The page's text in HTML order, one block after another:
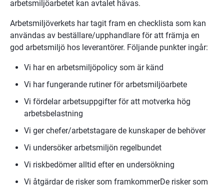
arbetsmiljöarbetet kan avtalet hävas.
Arbetsmiljöverkets har tagit fram en checklista som kan
användas av beställare/upphandlare för att främja en
god arbetsmiljö hos leverantörer. Följande punkter ingår:
Vi har en arbetsmiljöpolicy som är känd
Vi har fungerande rutiner för arbetsmiljöarbete
Vi fördelar arbetsuppgifter för att motverka hög
arbetsbelastning
Vi ger chefer/arbetstagare de kunskaper de behöver
Vi undersöker arbetsmiljön regelbundet
Vi riskbedömer alltid efter en undersökning
Vi åtgärdar de risker som framkommerDe risker som